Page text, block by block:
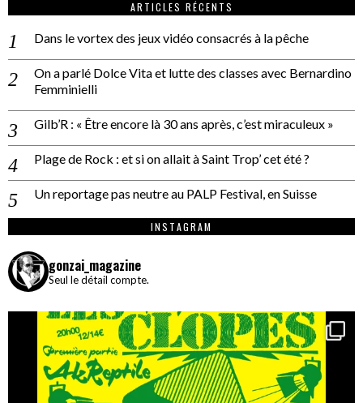
ARTICLES RÉCENTS
Dans le vortex des jeux vidéo consacrés à la pêche
On a parlé Dolce Vita et lutte des classes avec Bernardino
Femminielli
Gilb’R : « Être encore là 30 ans après, c’est miraculeux »
Plage de Rock : et si on allait à Saint Trop’ cet été ?
Un reportage pas neutre au PALP Festival, en Suisse
INSTAGRAM
gonzai_magazine
Seul le détail compte.